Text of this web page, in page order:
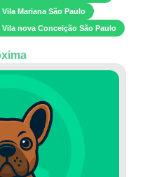
Mariana São Paulo
nova Conceição São Paulo